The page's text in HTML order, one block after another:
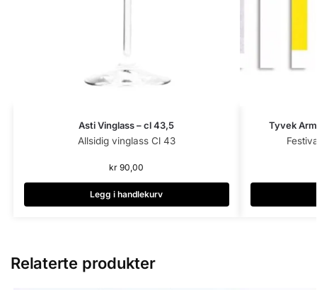
Asti Vinglass – cl 43,5
Allsidig vinglass Cl 43
kr 90,00
Legg i handlekurv
Tyvek
Relaterte produkter